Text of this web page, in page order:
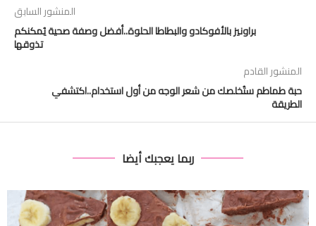
المنشور السابق
براونيز بالأفوكادو والبطاطا الحلوة..أفضل وصفة صحية يُمكنكم
تذوقها
المنشور القادم
حبة طماطم ستُخلصك من شعر الوجه من أول استخدام..اكتشفي
الطريقة
ربما يعجبك أيضا